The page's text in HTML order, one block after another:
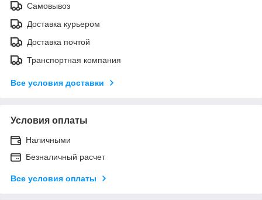
Самовывоз
Доставка курьером
Доставка почтой
Транспортная компания
Все условия доставки
Условия оплаты
Наличными
Безналичный расчет
Все условия оплаты